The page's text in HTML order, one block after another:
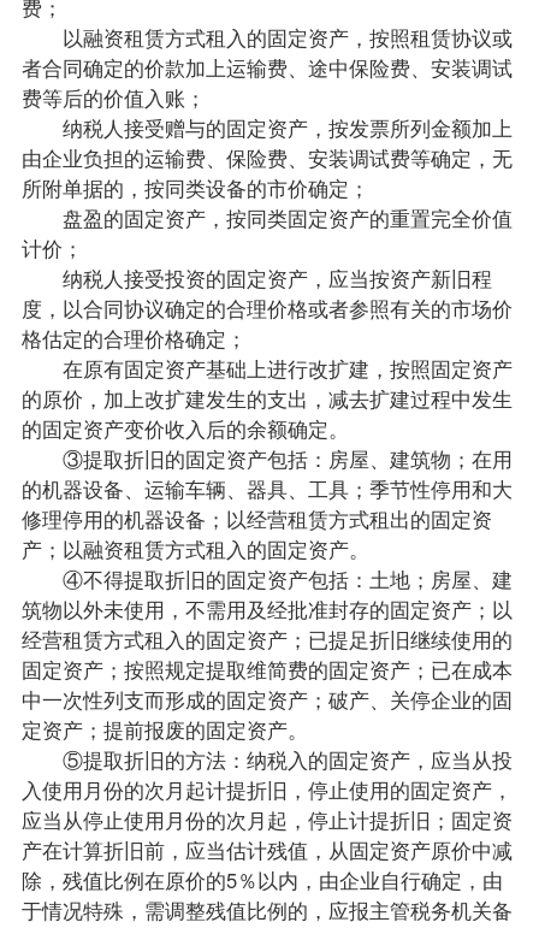
费；
以融资租赁方式租入的固定资产，按照租赁协议或
者合同确定的价款加上运输费、途中保险费、安装调试
费等后的价值入账；
纳税人接受赠与的固定资产，按发票所列金额加上
由企业负担的运输费、保险费、安装调试费等确定，无
所附单据的，按同类设备的市价确定；
盘盈的固定资产，按同类固定资产的重置完全价值
计价；
纳税人接受投资的固定资产，应当按资产新旧程
度，以合同协议确定的合理价格或者参照有关的市场价
格估定的合理价格确定；
在原有固定资产基础上进行改扩建，按照固定资产
的原价，加上改扩建发生的支出，减去扩建过程中发生
的固定资产变价收入后的余额确定。
③提取折旧的固定资产包括：房屋、建筑物；在用
的机器设备、运输车辆、器具、工具；季节性停用和大
修理停用的机器设备；以经营租赁方式租出的固定资
产；以融资租赁方式租入的固定资产。
④不得提取折旧的固定资产包括：土地；房屋、建
筑物以外未使用，不需用及经批准封存的固定资产；以
经营租赁方式租入的固定资产；已提足折旧继续使用的
固定资产；按照规定提取维简费的固定资产；已在成本
中一次性列支而形成的固定资产；破产、关停企业的固
定资产；提前报废的固定资产。
⑤提取折旧的方法：纳税入的固定资产，应当从投
入使用月份的次月起计提折旧，停止使用的固定资产，
应当从停止使用月份的次月起，停止计提折旧；固定资
产在计算折旧前，应当估计残值，从固定资产原价中减
除，残值比例在原价的5％以内，由企业自行确定，由
于情况特殊，需调整残值比例的，应报主管税务机关备